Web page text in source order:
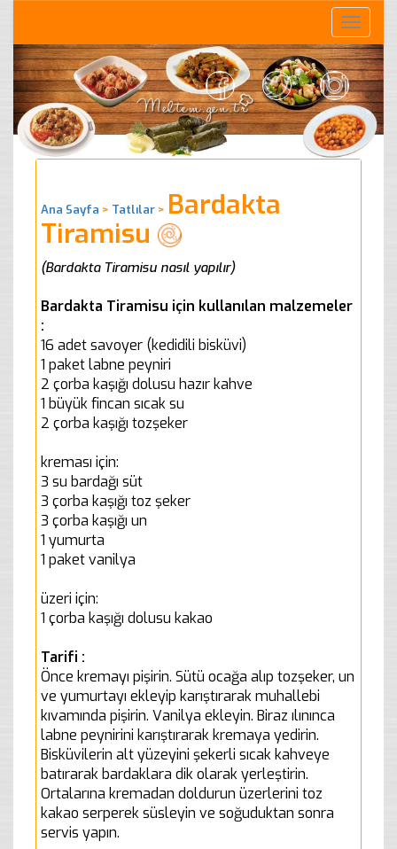
Toggle
Ana Sayfa > Tatlılar > Bardakta
Tiramisu
(Bardakta Tiramisu nasıl yapılır)
Bardakta Tiramisu için kullanılan malzemeler
:
16 adet savoyer (kedidili bisküvi)
1 paket labne peyniri
2 çorba kaşığı dolusu hazır kahve
1 büyük fincan sıcak su
2 çorba kaşığı tozşeker
kreması için:
3 su bardağı süt
3 çorba kaşığı toz şeker
3 çorba kaşığı un
1 yumurta
1 paket vanilya
üzeri için:
1 çorba kaşığı dolusu kakao
Tarifi :
Önce kremayı pişirin. Sütü ocağa alıp tozşeker, un
ve yumurtayı ekleyip karıştırarak muhallebi
kıvamında pişirin. Vanilya ekleyin. Biraz ılınınca
labne peynirini karıştırarak kremaya yedirin.
Bisküvilerin alt yüzeyini şekerli sıcak kahveye
batırarak bardaklara dik olarak yerleştirin.
Ortalarına kremadan doldurun üzerlerini toz
kakao serperek süsleyin ve soğuduktan sonra
servis yapın.